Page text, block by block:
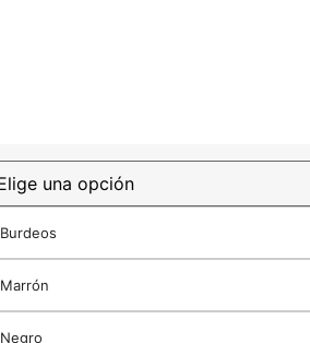
Burdeos
Marrón
Negro